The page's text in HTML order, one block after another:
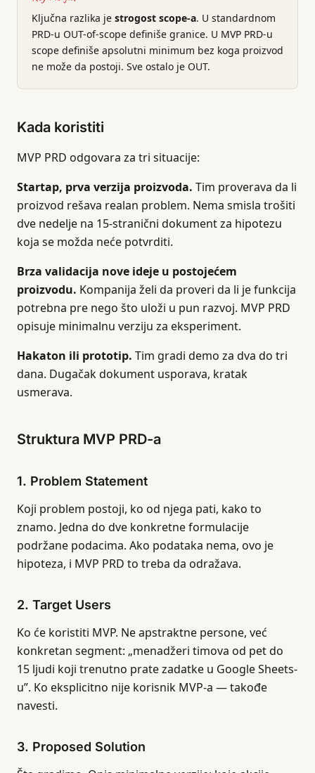
Ključna razlika je strogost scope-a. U standardnom
PRD-u OUT-of-scope definiše granice. U MVP PRD-u
scope definiše apsolutni minimum bez koga proizvod
ne može da postoji. Sve ostalo je OUT.
Kada koristiti
MVP PRD odgovara za tri situacije:
Startap, prva verzija proizvoda. Tim proverava da li
proizvod rešava realan problem. Nema smisla trošiti
dve nedelje na 15-stranični dokument za hipotezu
koja se možda neće potvrditi.
Brza validacija nove ideje u postojećem
proizvodu. Kompanija želi da proveri da li je funkcija
potrebna pre nego što uloži u pun razvoj. MVP PRD
opisuje minimalnu verziju za eksperiment.
Hakaton ili prototip. Tim gradi demo za dva do tri
dana. Dugačak dokument usporava, kratak
usmerava.
Struktura MVP PRD-a
1. Problem Statement
Koji problem postoji, ko od njega pati, kako to
znamo. Jedna do dve konkretne formulacije
podržane podacima. Ako podataka nema, ovo je
hipoteza, i MVP PRD to treba da odražava.
2. Target Users
Ko će koristiti MVP. Ne apstraktne persone, već
konkretan segment: „menadžeri timova od pet do
15 ljudi koji trenutno prate zadatke u Google Sheets-
u”. Ko eksplicitno nije korisnik MVP-a — takođe
navesti.
3. Proposed Solution